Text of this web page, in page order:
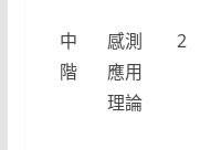
中
階
感測
應用
理論
2